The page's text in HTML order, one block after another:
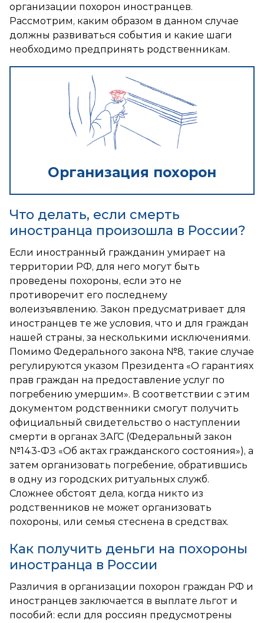
организации похорон иностранцев.
Рассмотрим, каким образом в данном случае
должны развиваться события и какие шаги
необходимо предпринять родственникам.
Организация похорон
Что делать, если смерть
иностранца произошла в России?
Если иностранный гражданин умирает на
территории РФ, для него могут быть
проведены похороны, если это не
противоречит его последнему
волеизъявлению. Закон предусматривает для
иностранцев те же условия, что и для граждан
нашей страны, за несколькими исключениями.
Помимо Федерального закона №8, такие случае
регулируются указом Президента «О гарантиях
прав граждан на предоставление услуг по
погребению умершим». В соответствии с этим
документом родственники смогут получить
официальный свидетельство о наступлении
смерти в органах ЗАГС (Федеральный закон
№143-ФЗ «Об актах гражданского состояния»), а
затем организовать погребение, обратившись
в одну из городских ритуальных служб.
Сложнее обстоят дела, когда никто из
родственников не может организовать
похороны, или семья стеснена в средствах.
Как получить деньги на похороны
иностранца в России
Различия в организации похорон граждан РФ и
иностранцев заключается в выплате льгот и
пособий: если для россиян предусмотрены